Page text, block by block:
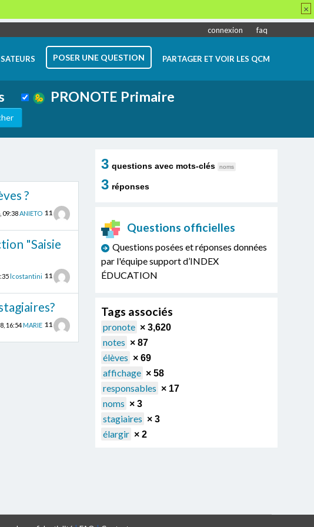
connexion faq
POSER UNE QUESTION PARTAGER ET VOIR LES QCM
PRONOTE Primaire
?
09:38 ANIETO 11
"Saisie
lcostantini 11
16:54MARIE 11
3 questions avec mots-clés noms
3 réponses
Questions officielles
Questions posées et réponses données
par l'équipe support d’INDEX
ÉDUCATION
Tags associés
pronote × 3,620
notes × 87
élèves × 69
affichage × 58
responsables × 17
noms × 3
stagiaires × 3
élargir × 2
×